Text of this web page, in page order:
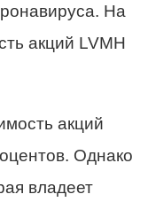
На
акций LVMH
акций
Однако
владеет